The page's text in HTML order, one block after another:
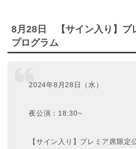
8月28日 【サイン入り】プ
プログラム
2024年8月28日（水）
夜公演：18:30~
【サイン入り】プレミア席限定